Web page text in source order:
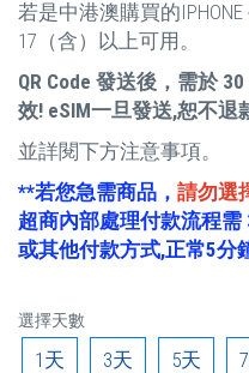
若是中港澳購買的
17（含）以上可用。
QR Code 發送後，需於
效! eSIM一旦發送,恕不退
並詳閱下方注意事項。
**若您急需商品， 請勿選
超商內部處理付款流程
或其他付款方式,正常5分
選擇天數
1天 3天 5天